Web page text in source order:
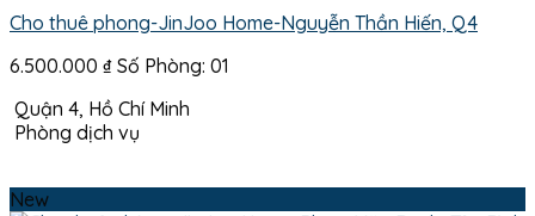
Cho thuê phong-JinJoo Home-Nguyễn Thần Hiến, Q4
6.500.000 ₫ Số Phòng: 01
Quận 4, Hồ Chí Minh
Phòng dịch vụ
New